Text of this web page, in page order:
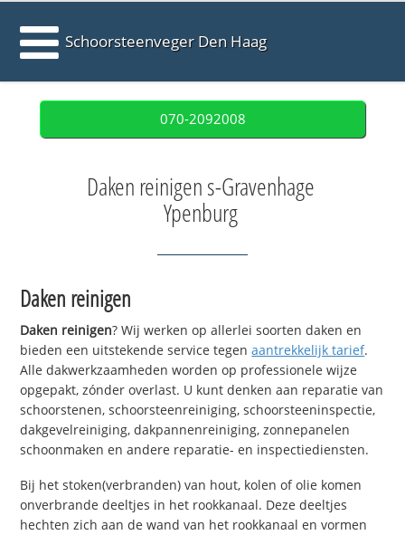
Schoorsteenveger Den Haag
070-2092008
Daken reinigen s-Gravenhage
Ypenburg
Daken reinigen
Daken reinigen? Wij werken op allerlei soorten daken en
bieden een uitstekende service tegenaantrekkelijk tarief.
Alle dakwerkzaamheden worden op professionele wijze
opgepakt, zónder overlast. U kunt denken aan reparatie van
schoorstenen, schoorsteenreiniging, schoorsteeninspectie,
dakgevelreiniging, dakpannenreiniging, zonnepanelen
schoonmaken en andere reparatie- en inspectiediensten.
Bij het stoken(verbranden) van hout, kolen of olie komen
onverbrande deeltjes in het rookkanaal. Deze deeltjes
hechten zich aan de wand van het rookkanaal en vormen